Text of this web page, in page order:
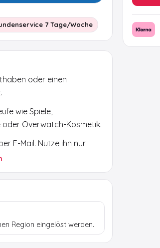
7 Tage/Woche
oder einen
wie Spiele,
Overwatch-Kosmetik.
E-Mail. Nutze ihn nur
Shop und pruefe
Region eingelöst werden.